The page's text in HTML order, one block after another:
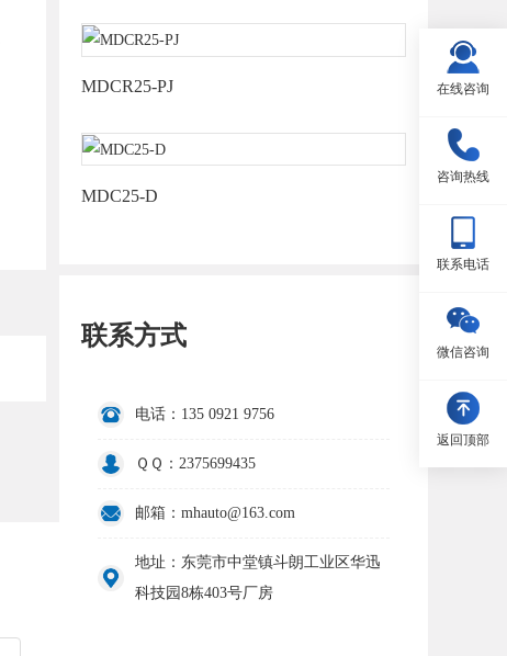
MDCR25-PJ
MDC25-D
联系方式
电话：135 0921 9756
ＱＱ：2375699435
邮箱：mhauto@163.com
地址：东莞市中堂镇斗朗工业区华迅
科技园8栋403号厂房
在线咨询
咨询热线
联系电话
微信咨询
返回顶部